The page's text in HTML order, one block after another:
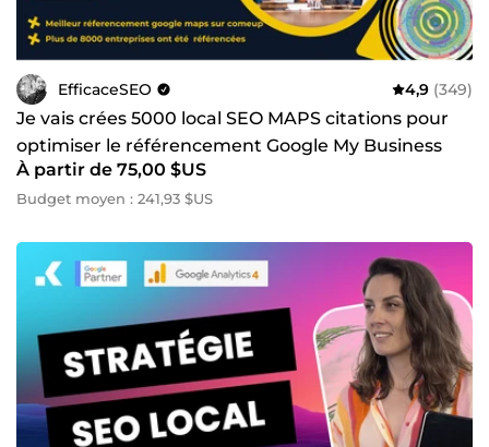
EfficaceSEO 4,9 (349)
Je vais crées 5000 local SEO MAPS citations pour
optimiser le référencement Google My Business
À partir de 75,00 $US
Budget moyen : 241,93 $US